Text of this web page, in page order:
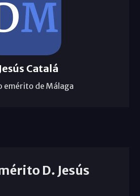
Catalá
emérito de Málaga
D. Jesús